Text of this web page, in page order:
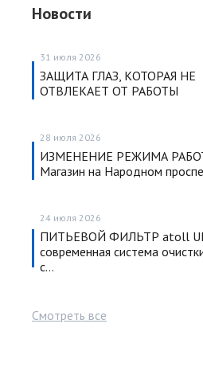
Новости
31 июля 2026
ЗАЩИТА ГЛАЗ, КОТОРАЯ НЕ
ОТВЛЕКАЕТ ОТ РАБОТЫ
28 июля 2026
ИЗМЕНЕНИЕ РЕЖИМА
Магазин на Народном
24 июля 2026
ПИТЬЕВОЙ ФИЛЬТР atoll
современная система
с…
Смотреть все